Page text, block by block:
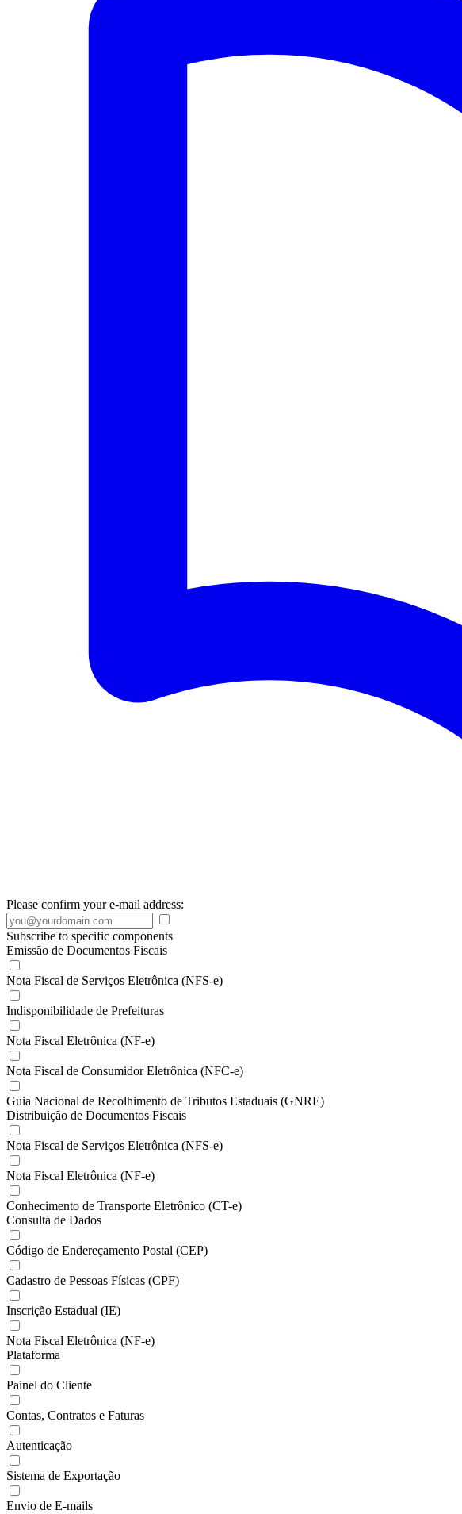
Please confirm your e-mail address:
Subscribe to specific components
Emissão de Documentos Fiscais
Nota Fiscal de Serviços Eletrônica (NFS-e)
Indisponibilidade de Prefeituras
Nota Fiscal Eletrônica (NF-e)
Nota Fiscal de Consumidor Eletrônica (NFC-e)
Guia Nacional de Recolhimento de Tributos Estaduais (GNRE)
Distribuição de Documentos Fiscais
Nota Fiscal de Serviços Eletrônica (NFS-e)
Nota Fiscal Eletrônica (NF-e)
Conhecimento de Transporte Eletrônico (CT-e)
Consulta de Dados
Código de Endereçamento Postal (CEP)
Cadastro de Pessoas Físicas (CPF)
Inscrição Estadual (IE)
Nota Fiscal Eletrônica (NF-e)
Plataforma
Painel do Cliente
Contas, Contratos e Faturas
Autenticação
Sistema de Exportação
Envio de E-mails